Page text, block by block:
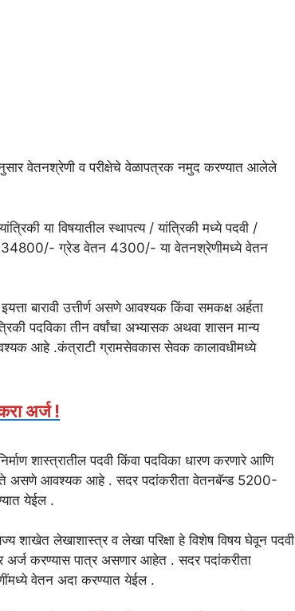
वेतनश्रेणी व परीक्षेचे वेळापत्रक नमुद करण्यात आलेले
या विषयातील स्थापत्य / यांत्रिकी मध्ये पदवी /
34800/- ग्रेड वेतन 4300/- या वेतनश्रेणीमध्ये वेतन
बारावी उत्तीर्ण असणे आवश्यक किंवा समकक्ष अर्हता
पदविका तीन वर्षांचा अभ्यासक अथवा शासन मान्य
आहे .कंत्राटी ग्रामसेवकास सेवक कालावधीमध्ये
अर्ज !
शास्त्रातील पदवी किंवा पदविका धारण करणारे आणि
असणे आवश्यक आहे . सदर पदांकरीता वेतनबॅन्ड 5200-
येईल .
शाखेत लेखाशास्त्र व लेखा परिक्षा हे विशेष विषय घेवून पदवी
करण्यास पात्र असणार आहेत . सदर पदांकरीता
वेतन अदा करण्यात येईल .